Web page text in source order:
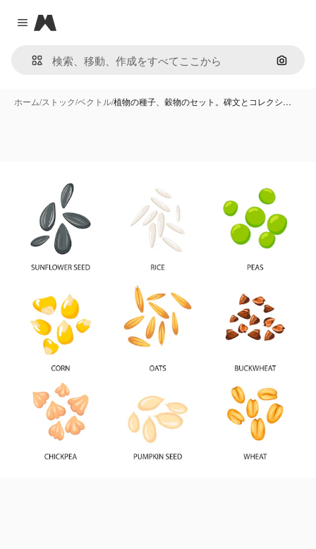
Close menu
Magnific
画像で
ホーム/ストック/ベクトル/植物の種子、穀物のセット。碑文とコレクシ…